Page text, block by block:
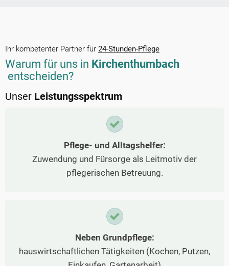
Ihr kompetenter Partner für 24-Stunden-Pflege
Warum für uns in Kirchenthumbach
entscheiden?
Unser Leistungsspektrum
Pflege- und Alltagshelfer:
Zuwendung und Fürsorge als Leitmotiv der
pflegerischen Betreuung.
Neben Grundpflege:
hauswirtschaftlichen Tätigkeiten (Kochen, Putzen,